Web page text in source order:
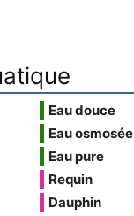
Eau douce
Eau osmosée
Eau pure
Requin
Dauphin